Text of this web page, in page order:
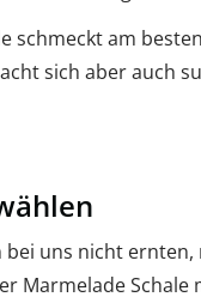
schmeckt am
sich aber auch
bei uns nicht ernten,
Marmelade Schale